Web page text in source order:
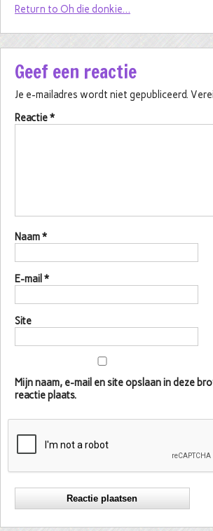
Return to Oh die donkie…
Geef een reactie
Je e-mailadres wordt niet gepubliceerd.
Reactie*
Naam*
E-mail *
Site
Mijn naam, e-mail en site opslaan in deze
reactie plaats.